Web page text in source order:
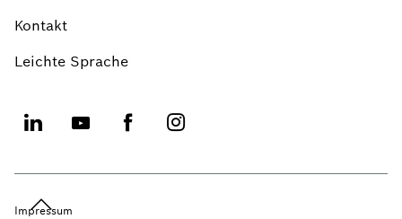
Kontakt
Leichte Sprache
Impressum